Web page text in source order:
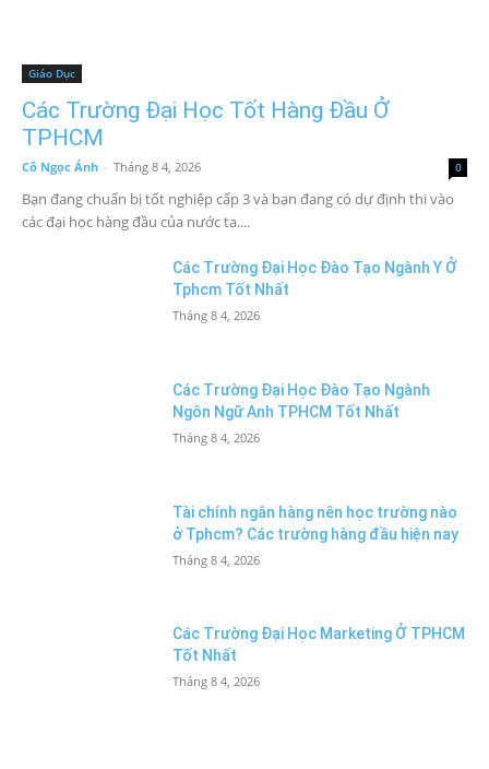
Giáo Dục
Các Trường Đại Học Tốt Hàng Đầu Ở
TPHCM
Cô Ngọc Ánh - Tháng 8 4, 2026 0
Bạn đang chuẩn bị tốt nghiệp cấp 3 và bạn đang có dự định thi vào
các đại học hàng đầu của nước ta....
Các Trường Đại Học Đào Tạo Ngành Y Ở
Tphcm Tốt Nhất
Tháng 8 4, 2026
Các Trường Đại Học Đào Tạo Ngành
Ngôn Ngữ Anh TPHCM Tốt Nhất
Tháng 8 4, 2026
Tài chính ngân hàng nên học trường nào
ở Tphcm? Các trường hàng đầu hiện nay
Tháng 8 4, 2026
Các Trường Đại Học Marketing Ở TPHCM
Tốt Nhất
Tháng 8 4, 2026